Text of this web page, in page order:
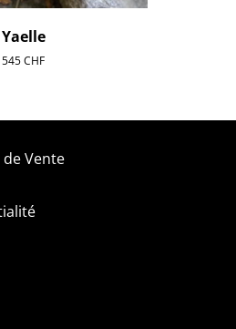
Yaelle
545CHF
Vente